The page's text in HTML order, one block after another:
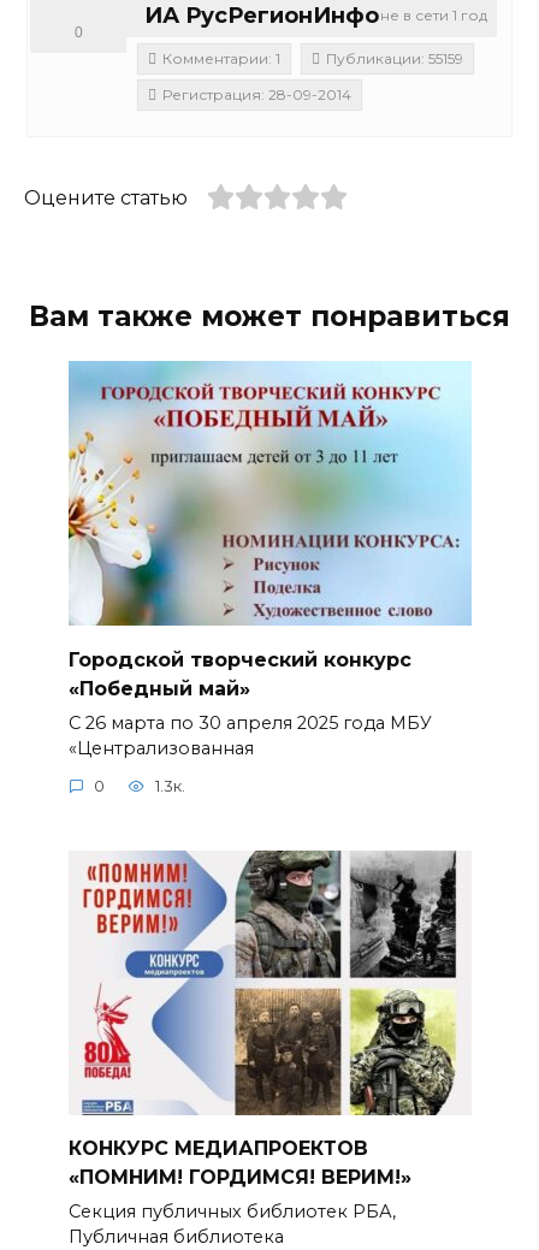
не в сети 1 год
ИА РусРегионИнфо
0
Комментарии: 1
Публикации: 55159
Регистрация: 28-09-2014
Оцените статью
Вам также может понравиться
Городской творческий конкурс
«Победный май»
С 26 марта по 30 апреля 2025 года МБУ
«Централизованная
0 1.3к.
КОНКУРС МЕДИАПРОЕКТОВ
«ПОМНИМ! ГОРДИМСЯ! ВЕРИМ!»
Секция публичных библиотек РБА,
Публичная библиотека